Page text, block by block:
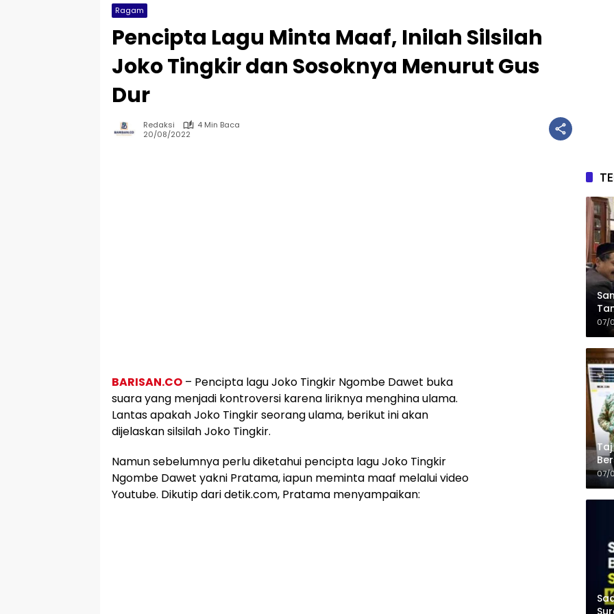
Ragam
Pencipta Lagu Minta Maaf, Inilah Silsilah
Joko Tingkir dan Sosoknya Menurut Gus
Dur
Redaksi
4 Min Baca
20/08/2022
BARISAN.CO – Pencipta lagu Joko Tingkir Ngombe Dawet buka
suara yang menjadi kontroversi karena liriknya menghina ulama.
Lantas apakah Joko Tingkir seorang ulama, berikut ini akan
dijelaskan silsilah Joko Tingkir.
Namun sebelumnya perlu diketahui pencipta lagu Joko Tingkir
Ngombe Dawet yakni Pratama, iapun meminta maaf melalui video
Youtube. Dikutip dari detik.com, Pratama menyampaikan:
07/
07/